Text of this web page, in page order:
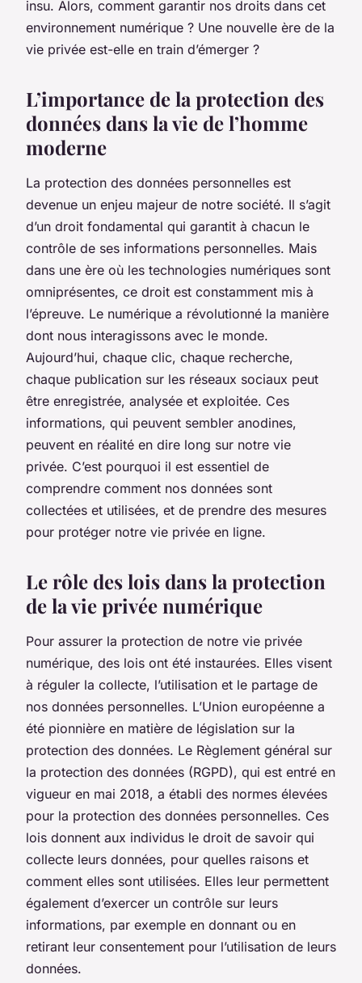
insu. Alors, comment garantir nos droits dans cet
environnement numérique ? Une nouvelle ère de la
vie privée est-elle en train d’émerger ?
L’importance de la protection des
données dans la vie de l’homme
moderne
La protection des données personnelles est
devenue un enjeu majeur de notre société. Il s’agit
d’un droit fondamental qui garantit à chacun le
contrôle de ses informations personnelles. Mais
dans une ère où les technologies numériques sont
omniprésentes, ce droit est constamment mis à
l’épreuve. Le numérique a révolutionné la manière
dont nous interagissons avec le monde.
Aujourd’hui, chaque clic, chaque recherche,
chaque publication sur les réseaux sociaux peut
être enregistrée, analysée et exploitée. Ces
informations, qui peuvent sembler anodines,
peuvent en réalité en dire long sur notre vie
privée. C’est pourquoi il est essentiel de
comprendre comment nos données sont
collectées et utilisées, et de prendre des mesures
pour protéger notre vie privée en ligne.
Le rôle des lois dans la protection
de la vie privée numérique
Pour assurer la protection de notre vie privée
numérique, des lois ont été instaurées. Elles visent
à réguler la collecte, l’utilisation et le partage de
nos données personnelles. L’Union européenne a
été pionnière en matière de législation sur la
protection des données. Le Règlement général sur
la protection des données (RGPD), qui est entré en
vigueur en mai 2018, a établi des normes élevées
pour la protection des données personnelles. Ces
lois donnent aux individus le droit de savoir qui
collecte leurs données, pour quelles raisons et
comment elles sont utilisées. Elles leur permettent
également d’exercer un contrôle sur leurs
informations, par exemple en donnant ou en
retirant leur consentement pour l’utilisation de leurs
données.